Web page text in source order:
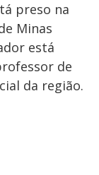
preso na
Minas
está
de
da região.